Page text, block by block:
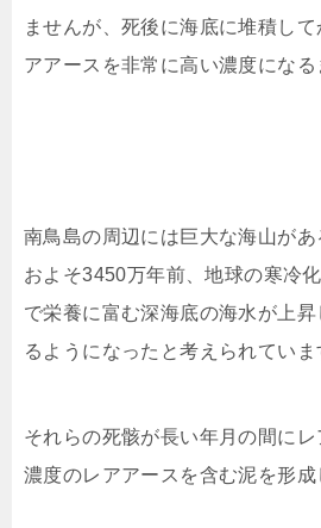
ませんが、死後に海底に堆積し
アアースを非常に高い濃度になる
南鳥島の周辺には巨大な海山が
およそ3450万年前、地球の寒冷
で栄養に富む深海底の海水が上昇
るようになったと考えられていま
それらの死骸が長い年月の間に
濃度のレアアースを含む泥を形成